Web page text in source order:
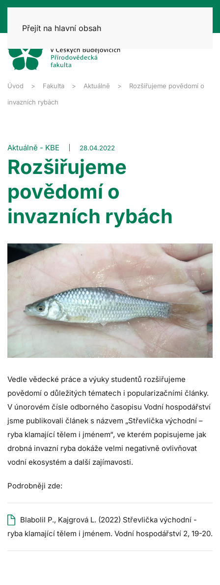
Přejít na hlavní obsah
Úvod Fakulta Aktuálně Rozšiřujeme povědomí o
invazních rybách
Aktuálně - KBE 28.04.2022
Rozšiřujeme
povědomí o
invazních rybách
Vedle vědecké práce a výuky studentů rozšiřujeme
povědomí o důležitých tématech i popularizačními články.
V únorovém čísle odborného časopisu Vodní hospodářství
jsme publikovali článek s názvem „Střevlička východní –
ryba klamající tělem i jménem“, ve kterém popisujeme jak
drobná invazní ryba dokáže velmi negativně ovlivňovat
vodní ekosystém a další zajímavosti.
Podrobněji zde:
Blabolil P., Kajgrová L. (2022) Střevlička východní -
ryba klamající tělem i jménem. Vodní hospodářství 2, 19-20.